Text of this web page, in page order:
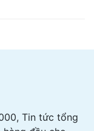
Tin tức tổng